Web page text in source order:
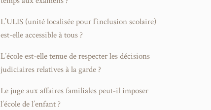
L’ULIS (unité localisée pour l’inclusion scolaire)
est-elle accessible à tous ?
L’école est-elle tenue de respecter les décisions
judiciaires relatives à la garde ?
Le juge aux affaires familiales peut-il imposer
l’école de l’enfant ?